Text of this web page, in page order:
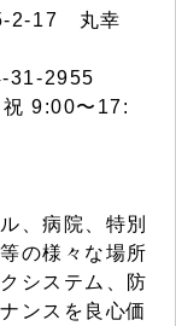
2-17 丸幸
31-2955
9:00〜17:
、病院、特別
の様々な場所
システム、防
ンスを良心価